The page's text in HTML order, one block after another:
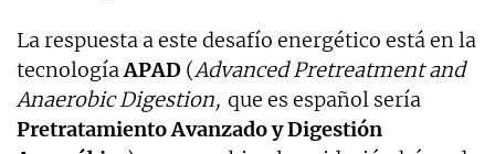
La respuesta a este desafío energético está en la
tecnologíaAPAD (Advanced Pretreatment and
Anaerobic Digestion, que es español sería
Pretratamiento Avanzado y Digestión